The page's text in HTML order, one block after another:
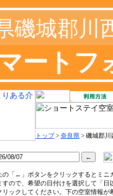
磯城郡川
ートフ
トップ> 奈良県 > 磯城郡川
の「←」ボタンをクリックするとミニ
すので、希望の日付けを選択して「日
リックしてください。下の空室情報が